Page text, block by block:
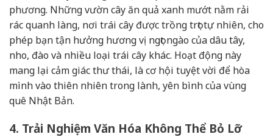
phương. Những vườn cây ăn quả xanh mướt nằm rải
rác quanh làng, nơi trái cây được trồng trọt tự nhiên, cho
phép bạn tận hưởng hương vị ngọt ngào của dâu tây,
nho, đào và nhiều loại trái cây khác. Hoạt động này
mang lại cảm giác thư thái, là cơ hội tuyệt vời để hòa
mình vào thiên nhiên trong lành, yên bình của vùng
quê Nhật Bản.
4. Trải Nghiệm Văn Hóa Không Thể Bỏ Lỡ